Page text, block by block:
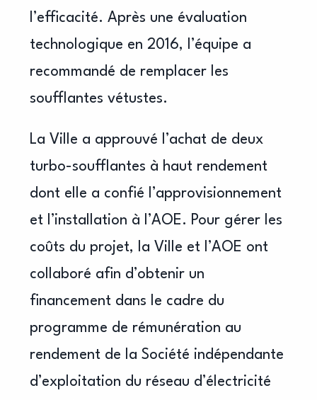
l’efficacité. Après une évaluation
technologique en 2016, l’équipe a
recommandé de remplacer les
soufflantes vétustes.
La Ville a approuvé l’achat de deux
turbo-soufflantes à haut rendement
dont elle a confié l’approvisionnement
et l’installation à l’AOE. Pour gérer les
coûts du projet, la Ville et l’AOE ont
collaboré afin d’obtenir un
financement dans le cadre du
programme de rémunération au
rendement de la Société indépendante
d’exploitation du réseau d’électricité